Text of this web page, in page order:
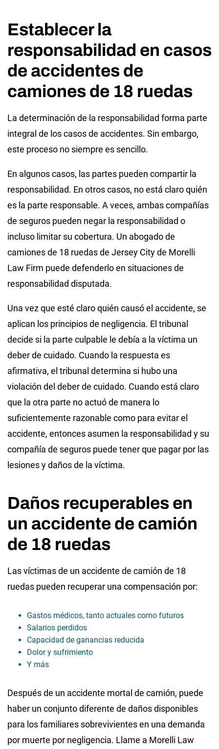
Establecer la
responsabilidad en casos
de accidentes de
camiones de 18 ruedas
La determinación de la responsabilidad forma parte
integral de los casos de accidentes. Sin embargo,
este proceso no siempre es sencillo.
En algunos casos, las partes pueden compartir la
responsabilidad. En otros casos, no está claro quién
es la parte responsable. A veces, ambas compañías
de seguros pueden negar la responsabilidad o
incluso limitar su cobertura. Un abogado de
camiones de 18 ruedas de Jersey City de Morelli
Law Firm puede defenderlo en situaciones de
responsabilidad disputada.
Una vez que esté claro quién causó el accidente, se
aplican los principios de negligencia. El tribunal
decide si la parte culpable le debía a la víctima un
deber de cuidado. Cuando la respuesta es
afirmativa, el tribunal determina si hubo una
violación del deber de cuidado. Cuando está claro
que la otra parte no actuó de manera lo
suficientemente razonable como para evitar el
accidente, entonces asumen la responsabilidad y su
compañía de seguros puede tener que pagar por las
lesiones y daños de la víctima.
Daños recuperables en
un accidente de camión
de 18 ruedas
Las víctimas de un accidente de camión de 18
ruedas pueden recuperar una compensación por:
Gastos médicos, tanto actuales como futuros
Salarios perdidos
Capacidad de ganancias reducida
Dolor y sufrimiento
Y más
Después de un accidente mortal de camión, puede
haber un conjunto diferente de daños disponibles
para los familiares sobrevivientes en una demanda
por muerte por negligencia. Llame a Morelli Law